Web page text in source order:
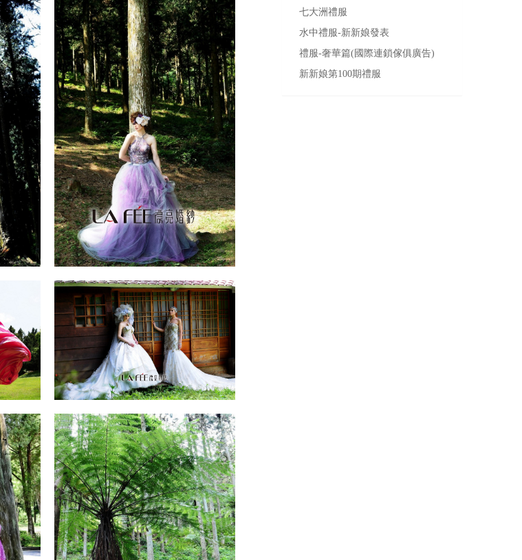
七大洲禮服
水中禮服-新新娘發表
禮服-奢華篇(國際連鎖傢俱廣告)
新新娘第100期禮服